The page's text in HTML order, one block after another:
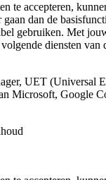
te accepteren,
dan de
gebruiken. Met
diensten van
UET (Universal
Microsoft, Google